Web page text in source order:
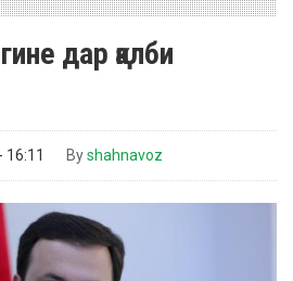
дар қалби
16:11 Byshahnavoz